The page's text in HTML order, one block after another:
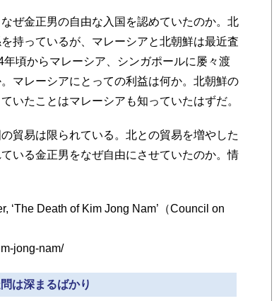
ぜ金正男の自由な入国を認めていたのか。北
持っているが、マレーシアと北朝鮮は最近査
頃からマレーシア、シンガポールに屡々渡
マレーシアにとっての利益は何か。北朝鮮の
いたことはマレーシアも知っていたはずだ。
貿易は限られている。北との貿易を増やした
いる金正男をなぜ自由にさせていたのか。情
‘The Death of Kim Jong Nam’（Council on
jong-nam/
は深まるばかり